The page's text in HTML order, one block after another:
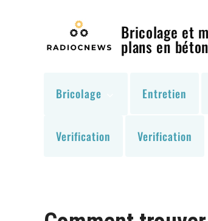
Bricolage et
plans en béton
Bricolage Entretien
Verification Verification